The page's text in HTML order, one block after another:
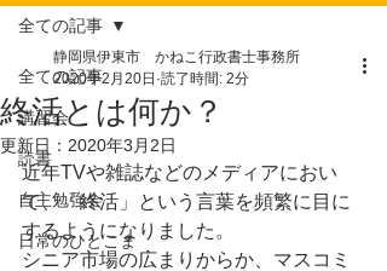
全ての記事
講習会
読書
自主勉強会
日常のひとこま
全ての記事
終活とは何か？
静岡県伊東市 かねこ行政書士事務所
2020年2月20日 読了時間: 2分
更新日： 2020年3月2日
近年TVや雑誌などのメディアにおい
て、「終活」という言葉を頻繁に目に
するようになりました。
シニア市場の広まりからか、マスコミ